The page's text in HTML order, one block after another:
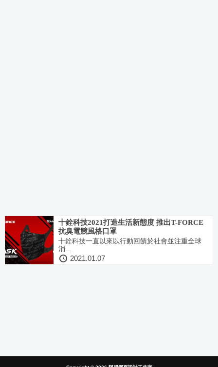
十銓科技2021打造生活新態度 推出T-FORCE
抗臭電競風格口罩
十銓科技一直以來以行動回饋於社會並注重全球
消...
2021.01.07